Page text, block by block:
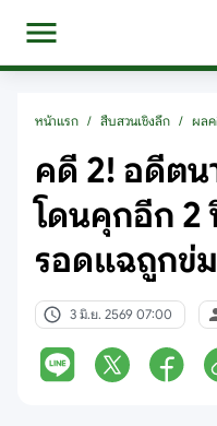
หน้าแรก / สืบสวนเชิงลึก / ผล
คดี 2! อดีตน
โดนคุกอีก 2
รอดแฉถูกข่
3 มิ.ย. 2569 07:00